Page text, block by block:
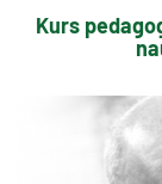
Kurs